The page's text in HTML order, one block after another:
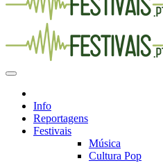
Info
Reportagens
Festivais
Música
Cultura Pop